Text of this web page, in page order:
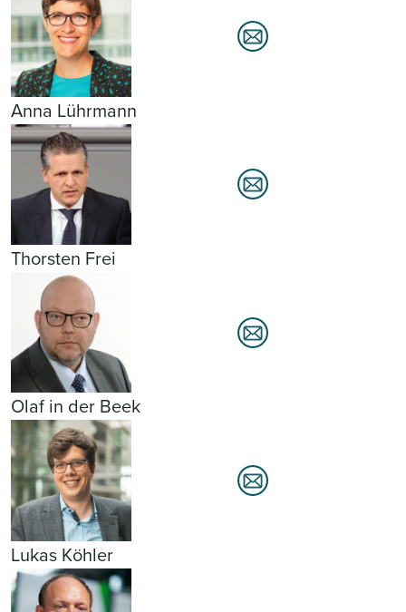
Anna Lührmann
Thorsten Frei
Olaf in der Beek
Lukas Köhler